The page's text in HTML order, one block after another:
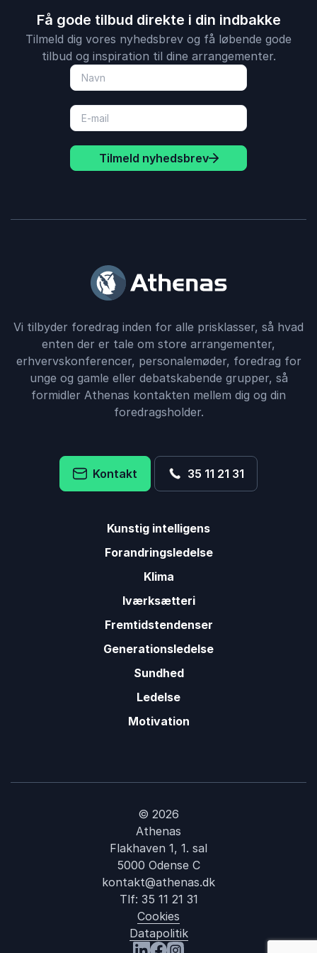
Få gode tilbud direkte i din indbakke
Tilmeld dig vores nyhedsbrev og få løbende gode
tilbud og inspiration til dine arrangementer.
Tilmeld nyhedsbrev
Vi tilbyder foredrag inden for alle prisklasser, så hvad
enten der er tale om store arrangementer,
erhvervskonferencer, personalemøder, foredrag for
unge og gamle eller debatskabende grupper, så
formidler Athenas kontakten mellem dig og din
foredragsholder.
Kontakt 35 11 21 31
Kunstig intelligens
Forandringsledelse
Klima
Iværksætteri
Fremtidstendenser
Generationsledelse
Sundhed
Ledelse
Motivation
© 2026
Athenas
Flakhaven 1, 1. sal
5000 Odense C
kontakt@athenas.dk
Tlf: 35 11 21 31
Cookies
Datapolitik